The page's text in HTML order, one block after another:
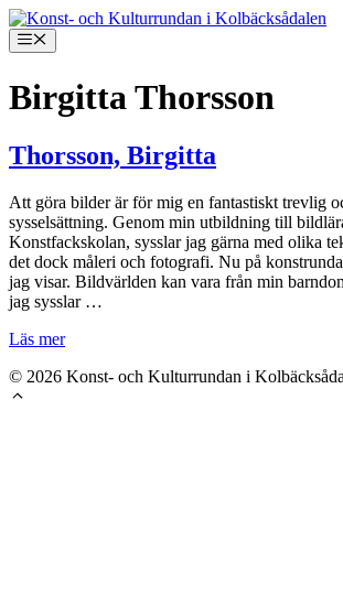
Hoppa
till
innehåll
Meny
Birgitta Thorsson
Thorsson, Birgitta
Att göra bilder är för mig en fantastiskt trevlig
sysselsättning. Genom min utbildning till
Konstfackskolan, sysslar jag gärna med olika
det dock måleri och fotografi. Nu på
jag visar. Bildvärlden kan vara från min
jag sysslar …
Läs mer
© 2026 Konst- och Kulturrundan i